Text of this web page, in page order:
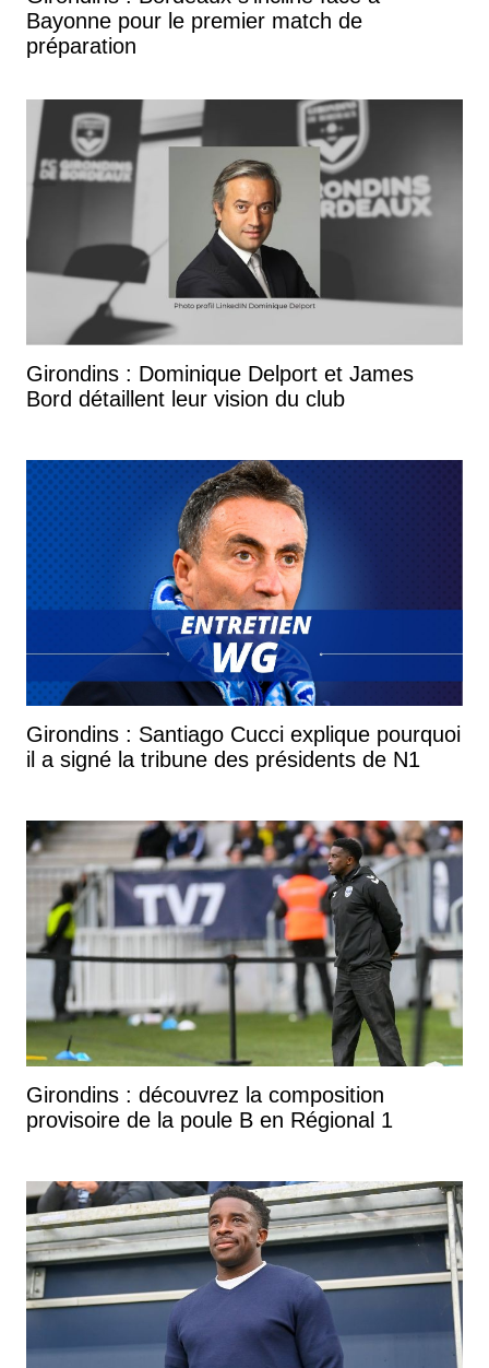
Bayonne pour le premier match de
préparation
Girondins : Dominique Delport et James
Bord détaillent leur vision du club
Girondins : Santiago Cucci explique pourquoi
il a signé la tribune des présidents de N1
Girondins : découvrez la composition
provisoire de la poule B en Régional 1